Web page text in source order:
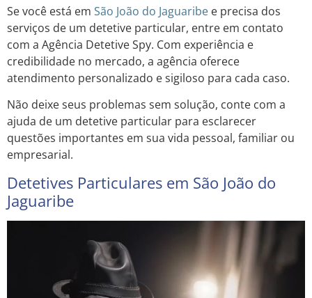
Se você está em São João do Jaguaribe e precisa dos
serviços de um detetive particular, entre em contato
com a Agência Detetive Spy. Com experiência e
credibilidade no mercado, a agência oferece
atendimento personalizado e sigiloso para cada caso.
Não deixe seus problemas sem solução, conte com a
ajuda de um detetive particular para esclarecer
questões importantes em sua vida pessoal, familiar ou
empresarial.
Detetives Particulares em São João do
Jaguaribe